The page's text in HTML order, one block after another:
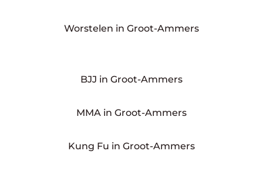
Worstelen in Groot-Ammers
BJJ in Groot-Ammers
MMA in Groot-Ammers
Kung Fu in Groot-Ammers